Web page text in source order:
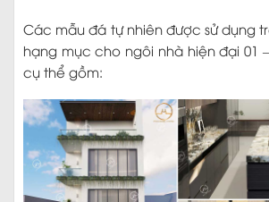
Các mẫu đá tự nhiên được sử dụng
hạng mục cho ngôi nhà hiện đại 01
cụ thể gồm: